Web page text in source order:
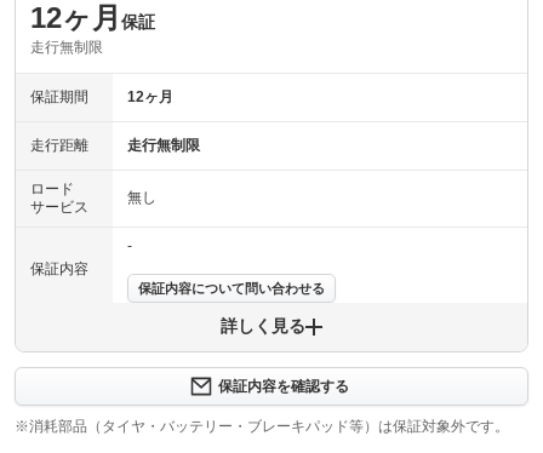
12ヶ月 保証
走行無制限
保証期間 12ヶ月
走行距離 走行無制限
ロード
サービス
無し
保証内容
-
保証内容について問い合わせる
上限金額
詳しく見る
保証内容を確認する
※消耗部品（タイヤ・バッテリー・ブレーキパッド等）は保証対象外です。